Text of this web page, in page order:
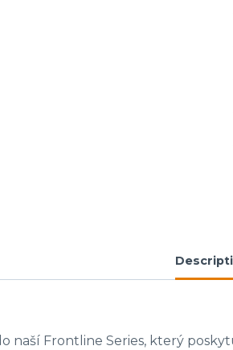
naší Frontline Series, který